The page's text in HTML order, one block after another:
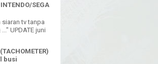
SEGA
tv tanpa
UPDATE juni
busi